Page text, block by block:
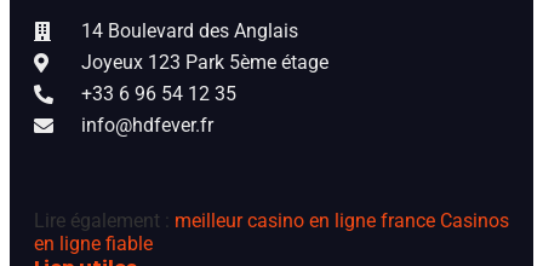
14 Boulevard des Anglais
Joyeux 123 Park 5ème étage
+33 6 96 54 12 35
info@hdfever.fr
Lire également : meilleur casino en ligne france Casinos
en ligne fiable